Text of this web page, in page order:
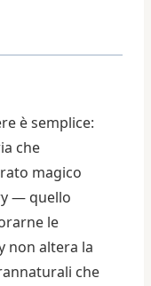
è semplice:
che
magico
— quello
le
non altera la
che